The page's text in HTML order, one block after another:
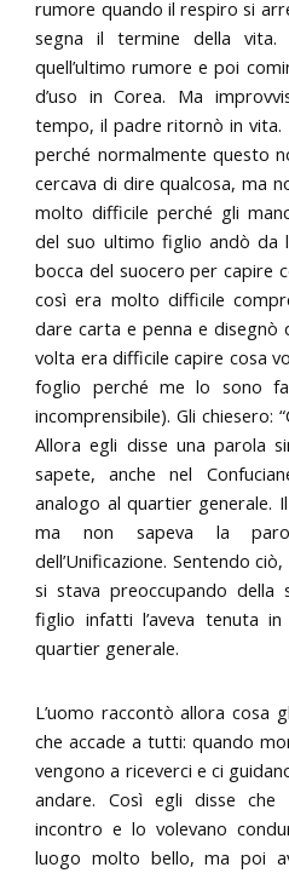
rumore quando il respiro si
segna il termine della vita.
quell’ultimo rumore e poi
d’uso in Corea. Ma
tempo, il padre ritornò in
perché normalmente questo
cercava di dire qualcosa, ma
molto difficile perché gli
del suo ultimo figlio andò da
bocca del suocero per capire
così era molto difficile
dare carta e penna e disegnò
volta era difficile capire cosa
foglio perché me lo sono
incomprensibile). Gli chiesero:
Allora egli disse una parola
sapete, anche nel
analogo al quartier generale.
ma non sapeva la
dell’Unificazione. Sentendo
si stava preoccupando della
figlio infatti l’aveva tenuta
quartier generale.
L’uomo raccontò allora cosa
che accade a tutti: quando
vengono a riceverci e ci
andare. Così egli disse
incontro e lo volevano
luogo molto bello, ma poi